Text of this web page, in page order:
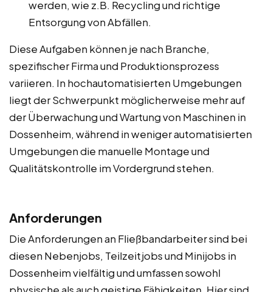
werden, wie z.B. Recycling und richtige
Entsorgung von Abfällen.
Diese Aufgaben können je nach Branche,
spezifischer Firma und Produktionsprozess
variieren. In hochautomatisierten Umgebungen
liegt der Schwerpunkt möglicherweise mehr auf
der Überwachung und Wartung von Maschinen in
Dossenheim, während in weniger automatisierten
Umgebungen die manuelle Montage und
Qualitätskontrolle im Vordergrund stehen.
Anforderungen
Die Anforderungen an Fließbandarbeiter sind bei
diesen Nebenjobs, Teilzeitjobs und Minijobs in
Dossenheim vielfältig und umfassen sowohl